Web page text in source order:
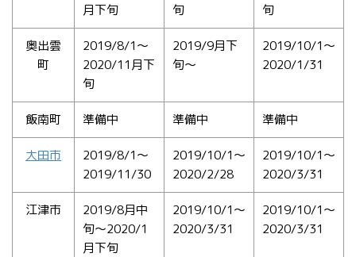
月下旬
旬
旬
奥出雲
町
2019/8/1〜
2020/11月下
旬
2019/9月下
旬〜
2019/10/1〜
2020/1/31
飯南町 準備中 準備中 準備中
大田市
2019/8/1〜
2019/11/30
2019/10/1〜
2020/2/28
2019/10/1〜
2020/3/31
江津市
2019/8月中
旬〜2020/1
月下旬
2019/10/1〜
2020/3/31
2019/10/1〜
2020/3/31